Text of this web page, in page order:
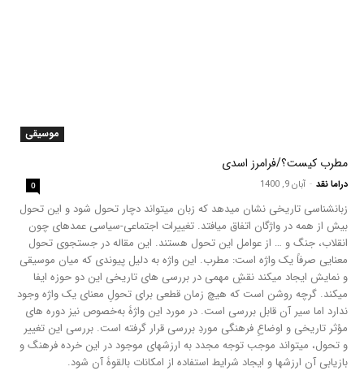
موسیقی
مطرب کیست؟/فرامرز اسدی
دراما نقد - آبان 9, 1400 0
زبانشناسی تاریخی نشان می‏دهد که زبان می‏تواند دچار تحول شود و این تحول
بیش از همه در واژگان اتفاق می‏افتد. تغییرات اجتماعی-سیاسی عمده‏ای چون
انقلاب، جنگ و … از عوامل این تحول هستند. این مقاله در جستجوی تحول
معنایی صرفاً یک واژه است: مطرب. این واژه به دلیل پیوندی که میان موسیقی
و نمایش ایجاد می‏کند نقشِ مهمی در بررسی‏ های تاریخی این دو حوزه ایفا
می‏کند. گرچه روشن است که هیچ زمان قطعی برای تحولِ معنای یک واژه وجود
ندارد اما سیر آن قابل بررسی است. در مورد این واژۀ به‌خصوص نیز دوره‏ های
مؤثر تاریخی و اوضاعِ فرهنگی موردِ بررسی قرار گرفته است. بررسی این تغییر
و تحول، می‏تواند موجب توجه مجدد به ارزش‏های موجود در این خرده‏ فرهنگ و
بازیابی آن ارزش‏ها و ایجاد شرایط استفاده از امکانات بالقوۀ آن شود.